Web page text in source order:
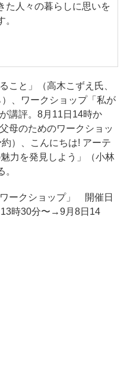
た人々の暮らしに思いを
と」（高木こずえ氏、
、ワークショップ「私が
講評。8月11日14時か
母のためのワークショッ
）、こんにちは! アーテ
力を発見しよう」（小林
ークショップ」 開催日
時30分〜→9月8日14